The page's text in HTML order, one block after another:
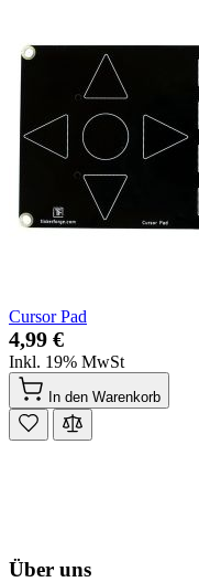
Cursor Pad
4,99 €
Inkl. 19% MwSt
In den Warenkorb
Über uns